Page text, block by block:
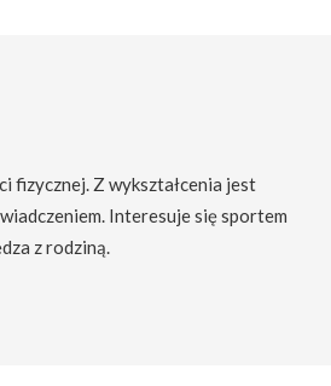
fizycznej. Z wykształcenia jest
Interesuje się sportem
z rodziną.